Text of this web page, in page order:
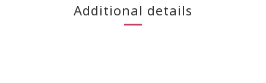
Additional details